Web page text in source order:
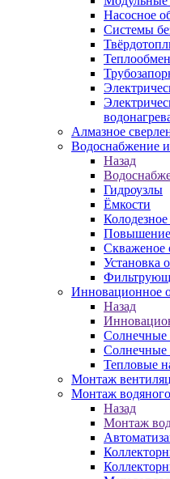
Насосное
Системы
Алмазное
Водоснабжение
Назад
Гидроузлы
Ёмкости
Повышение
Скваженое
Установка
Инновационное
Назад
Солнечные
Солнечные
Тепловые
Монтаж
Монтаж
Назад
Монтаж